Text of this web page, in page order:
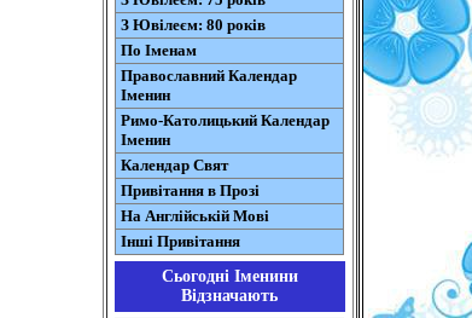
З Ювілеєм: 80 років
По Іменам
Православний Календар
Іменин
Римо-Католицький Календар
Іменин
Календар Свят
Привітання в Прозі
На Англійській Мові
Інші Привітання
Сьогодні Іменини
Відзначають